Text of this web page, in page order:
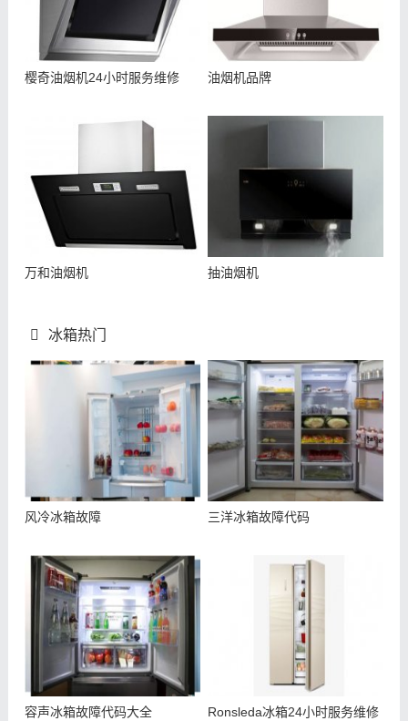
樱奇油烟机24小时服务维修 油烟机品牌
万和油烟机 抽油烟机
冰箱热门
风冷冰箱故障 三洋冰箱故障代码
容声冰箱故障代码大全 Ronsleda冰箱24小时服务维修